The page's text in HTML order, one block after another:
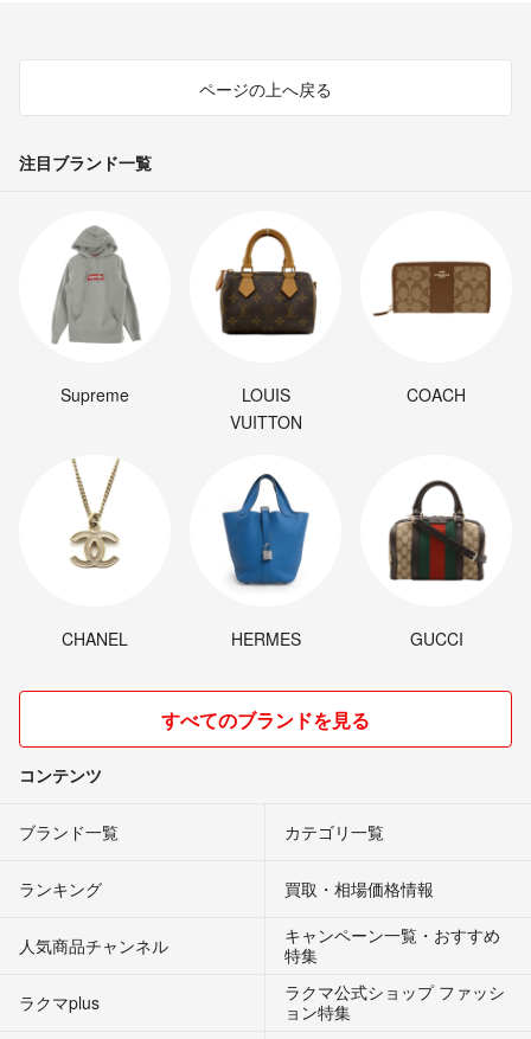
ページの上へ戻る
注目ブランド一覧
Supreme
LOUIS
VUITTON
COACH
CHANEL HERMES GUCCI
すべてのブランドを見る
コンテンツ
ブランド一覧 カテゴリ一覧
ランキング 買取・相場価格情報
人気商品チャンネル
キャンペーン一覧・おすすめ
特集
ラクマplus
ラクマ公式ショップ ファッシ
ョン特集